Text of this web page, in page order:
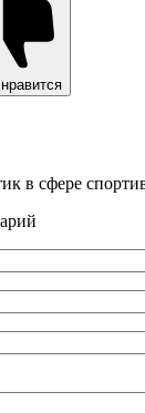
в сфере